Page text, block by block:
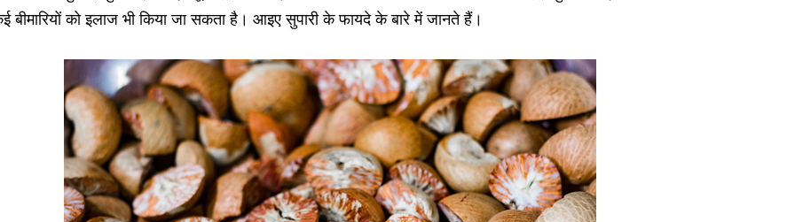
बीमारियों को इलाज भी किया जा सकता है। आइए सुपारी के फायदे के बारे में जानते हैं।